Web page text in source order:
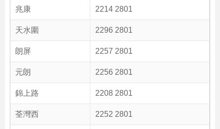
兆康 2214 2801
天水圍 2296 2801
朗屏 2257 2801
元朗 2256 2801
錦上路 2208 2801
荃灣西 2252 2801